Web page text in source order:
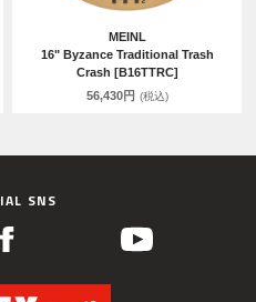
MEINL
16" Byzance Traditional Trash
Crash [B16TTRC]
56,430円 (税込)
SNS